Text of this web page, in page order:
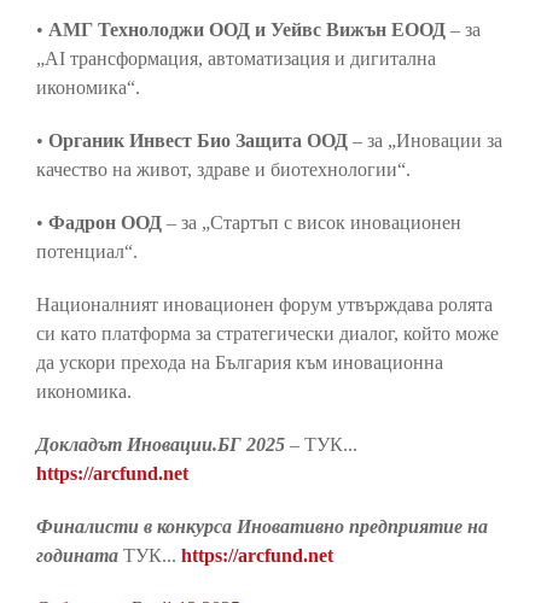
• АМГ Технолоджи ООД и Уейвс Вижън ЕООД – за
„AI трансформация, автоматизация и дигитална
икономика“.
• Органик Инвест Био Защита ООД – за „Иновации за
качество на живот, здраве и биотехнологии“.
• Фадрон ООД – за „Стартъп с висок иновационен
потенциал“.
Националният иновационен форум утвърждава ролята
си като платформа за стратегически диалог, който може
да ускори прехода на България към иновационна
икономика.
Докладът Иновации.БГ 2025 – ТУК...
https://arcfund.net
Финалисти в конкурса Иновативно предприятие на
годината ТУК... https://arcfund.net